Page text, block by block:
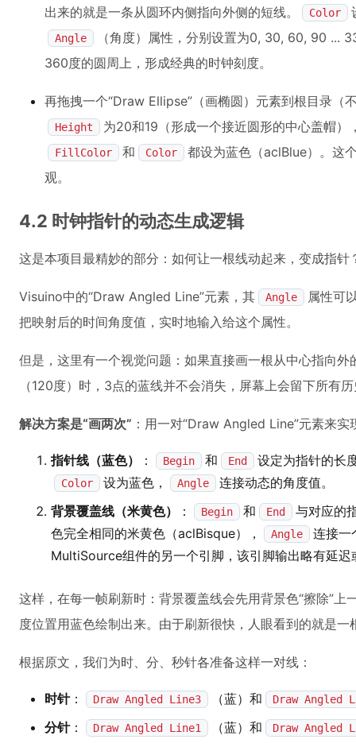
出来的就是一条从圆环内侧指向外侧的短线。
Color
Angle
（角度）属性，分别设置为0, 30, 60, 90 ...
360度的圆周上，形成经典的时钟刻度。
再拖拽一个“Draw Ellipse”（画椭圆）元素到根目录（
Height 为20和19（形成一个接近圆形的中心盖帽）
FillColor 和 Color
都设为蓝色（aclBlue）。这
观。
4.2 时钟指针的动态生成逻辑
这是本项目最精妙的部分：如何让一根线动起来，变成指针
Visuino中的“Draw Angled Line”元素，其 Angle
属性可
把映射后的时间角度值，实时地输入给这个属性。
但是，这里有一个视觉问题：如果直接画一根从中心指向
（120度）时，3点的蓝线并不会消失，屏幕上会留下所有
解决方案是“画两次” ：用一对“Draw Angled Line”元素来
指针线（蓝色） ： Begin 和 End 设定为指针的长
Color 设为蓝色， Angle
连接动态的角度值。
背景覆盖线（米黄色）
： Begin 和 End
与对应的
色完全相同的米黄色（aclBisque），
Angle
连接一
MultiSource组件的另一个引脚，该引脚输出略有延迟
这样，在每一帧刷新时：背景覆盖线会先用背景色“擦除”
度位置用蓝色绘制出来。由于刷新很快，人眼看到的就是一
根据原文，我们为时、分、秒针各准备这样一对线：
时针： Draw Angled Line3 （蓝）和 Draw Angled
分针： Draw Angled Line1 （蓝）和 Draw Angled